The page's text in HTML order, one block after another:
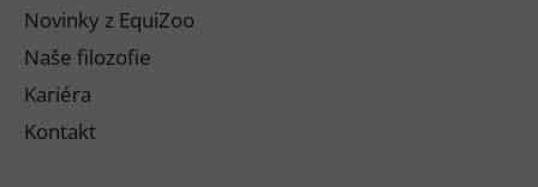
Novinky z EquiZoo
Naše filozofie
Kariéra
Kontakt